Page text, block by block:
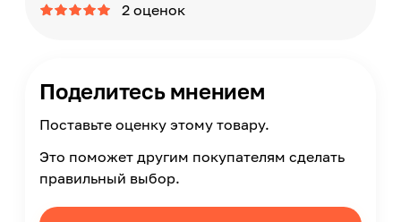
2 оценок
Поделитесь мнением
Поставьте оценку этому товару.
Это поможет другим покупателям сделать
правильный выбор.